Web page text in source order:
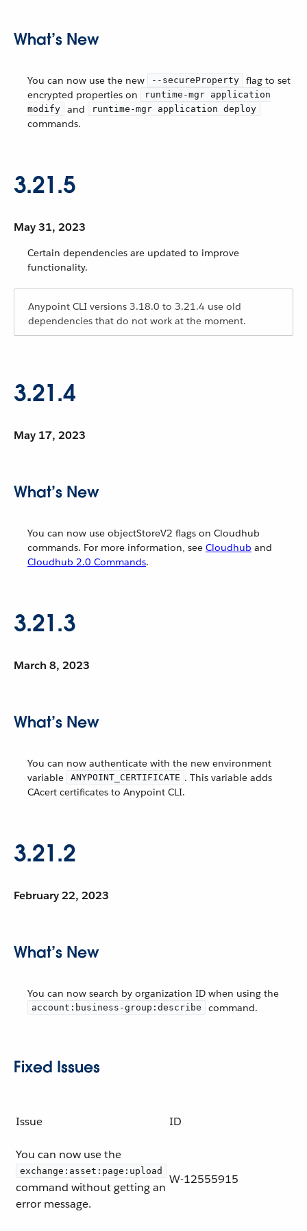
What’s New
You can now use the new --secureProperty
flag to set
encrypted properties on
runtime-mgr application
modify
and runtime-mgr application deploy
commands.
3.21.5
May 31, 2023
Certain dependencies are updated to improve
functionality.
Anypoint CLI versions 3.18.0 to 3.21.4 use old
dependencies that do not work at the moment.
3.21.4
May 17, 2023
What’s New
You can now use objectStoreV2 flags on Cloudhub
commands. For more information, see Cloudhub and
Cloudhub 2.0 Commands.
3.21.3
March 8, 2023
What’s New
You can now authenticate with the new environment
variable
ANYPOINT_CERTIFICATE . This variable adds
CAcert certificates to Anypoint CLI.
3.21.2
February 22, 2023
What’s New
You can now search by organization ID when using the
account:business-group:describe command.
Fixed Issues
Issue ID
You can now use the
exchange:asset:page:upload
command without getting an
error message.
W-12555915